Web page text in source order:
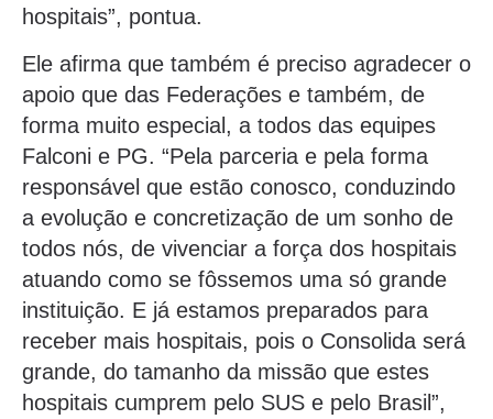
hospitais”, pontua.
Ele afirma que também é preciso agradecer o
apoio que das Federações e também, de
forma muito especial, a todos das equipes
Falconi e PG. “Pela parceria e pela forma
responsável que estão conosco, conduzindo
a evolução e concretização de um sonho de
todos nós, de vivenciar a força dos hospitais
atuando como se fôssemos uma só grande
instituição. E já estamos preparados para
receber mais hospitais, pois o Consolida será
grande, do tamanho da missão que estes
hospitais cumprem pelo SUS e pelo Brasil”,